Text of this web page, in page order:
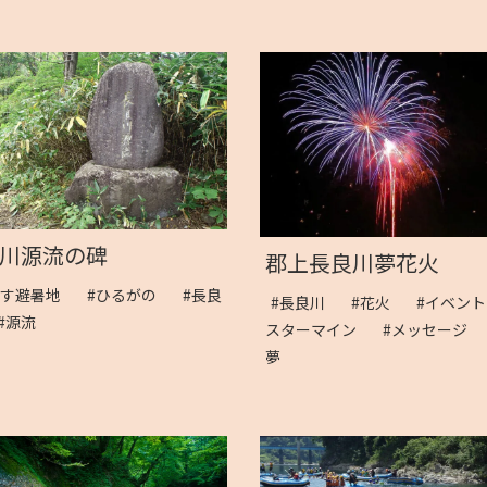
源流の碑
避暑地 #ひるがの
#長良
源流
郡上長良川夢花火
#長良川 #花火
#イベン
スターマイン
#メッセージ
夢